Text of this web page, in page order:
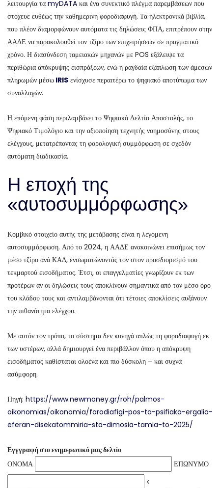
λειτουργία τα myDATA και ένα συνεκτικό πλέγμα παρεμβάσεων που
στόχευε ευθέως την καθημερινή φοροδιαφυγή. Τα ηλεκτρονικά βιβλία,
που πλέον διαμορφώνουν αυτόματα τις δηλώσεις ΦΠΑ, επιτρέπουν στην
ΑΑΔΕ να παρακολουθεί τον τζίρο των επιχειρήσεων σε πραγματικό
χρόνο. Η διασύνδεση ταμειακών μηχανών με POS εξάλειψε τα
περιθώρια απόκρυψης εισπράξεων, ενώ η ραγδαία εξάπλωση των άμεσων
πληρωμών μέσω IRIS ενίσχυσε περαιτέρω το ψηφιακό αποτύπωμα των
συναλλαγών.
Η επόμενη φάση περιλαμβάνει το Ψηφιακό Δελτίο Αποστολής, το
Ψηφιακό Τιμολόγιο και την αξιοποίηση τεχνητής νοημοσύνης στους
ελέγχους, μετατρέποντας τη φορολογική συμμόρφωση σε σχεδόν
αυτόματη διαδικασία.
Η εποχή της
«αυτοσυμμόρφωσης»
Κομβικό στοιχείο αυτής της μετάβασης είναι η λεγόμενη
αυτοσυμμόρφωση. Από το 2024, η ΑΑΔΕ ανακοινώνει επισήμως τον
μέσο τζίρο ανά ΚΑΔ, ενσωματώνοντάς τον στον προσδιορισμό του
τεκμαρτού εισοδήματος. Έτσι, οι επαγγελματίες γνωρίζουν εκ των
προτέρων αν οι δηλώσεις τους αποκλίνουν σημαντικά από τον μέσο όρο
του κλάδου τους και αντιλαμβάνονται ότι τέτοιες αποκλίσεις αυξάνουν
την πιθανότητα ελέγχου.
Με αυτόν τον τρόπο, το σύστημα δεν κυνηγά απλώς τη φοροδιαφυγή εκ
των υστέρων, αλλά δημιουργεί ένα περιβάλλον όπου η απόκρυψη
εισοδήματος καθίσταται ολοένα και πιο δύσκολη – και συχνά
ασύμφορη.
Πηγή: https://www.newmoney.gr/roh/palmos-
oikonomias/oikonomia/forodiafigi-pos-ta-psifiaka-ergalia-
eferan-disekatommiria-sta-dimosia-tamia-to-2025/
Εγγγραφή στο ενημερωτικό μας δελτίο
ΟΝΟΜΑ
ΕΠΩΝΥΜΟ
<